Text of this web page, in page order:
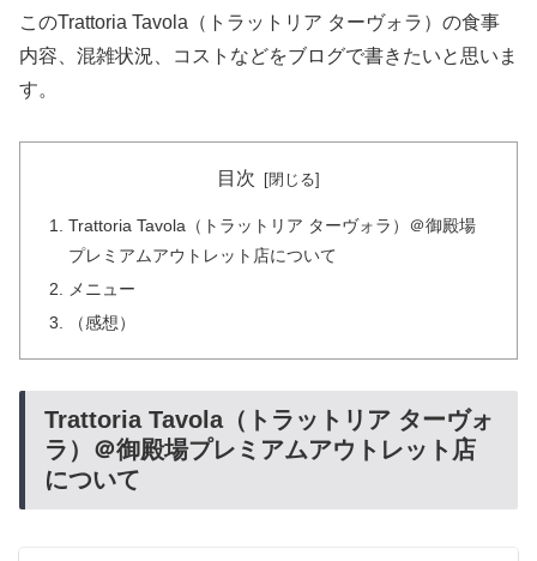
このTrattoria Tavola（トラットリア ターヴォラ）の食事
内容、混雑状況、コストなどをブログで書きたいと思いま
す。
目次
Trattoria Tavola（トラットリア ターヴォラ）＠御殿場
プレミアムアウトレット店について
メニュー
（感想）
Trattoria Tavola（トラットリア ターヴォ
ラ）＠御殿場プレミアムアウトレット店
について